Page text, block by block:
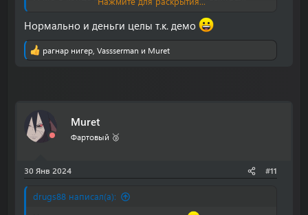
Проверяется скрином чтобы было видно ссылку
форума. Одна попытка публикации
Нормально и деньги целы т.к. демо
Р
и
рагнар нигер Vassserman и Muret
Muret
Фартовый 🥉
30 Янв 2024 #11
drugs88 написал(а):